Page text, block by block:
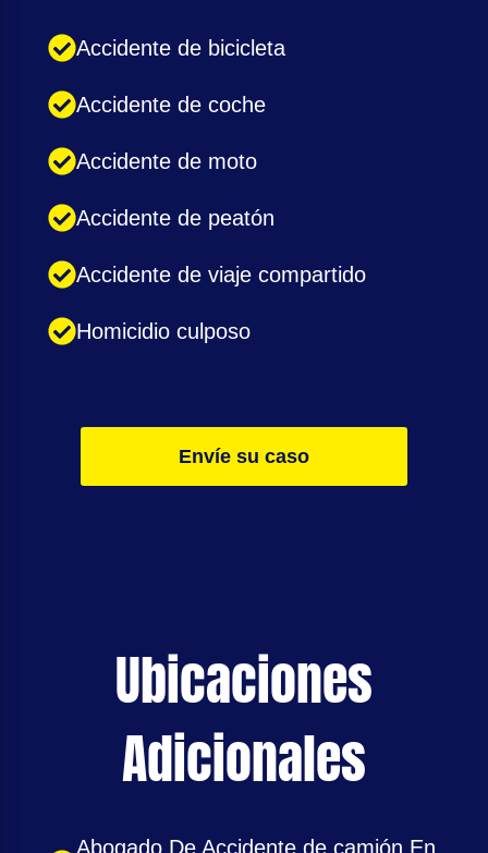
Accidente de bicicleta
Accidente de coche
Accidente de moto
Accidente de peatón
Accidente de viaje compartido
Homicidio culposo
Envíe su caso
Ubicaciones
Adicionales
Abogado De Accidente de camión En